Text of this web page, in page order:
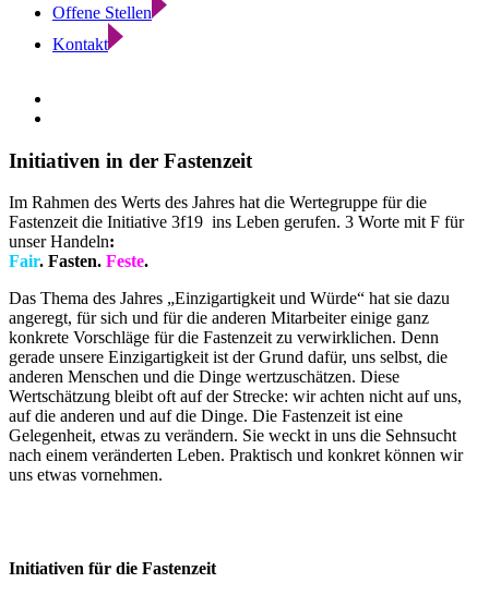
Offene Stellen
Kontakt
Initiativen in der Fastenzeit
Im Rahmen des Werts des Jahres hat die Wertegruppe für die
Fastenzeit die Initiative 3f19 ins Leben gerufen. 3 Worte mit F für
unser Handeln:
Fair. Fasten. Feste.
Das Thema des Jahres „Einzigartigkeit und Würde“ hat sie dazu
angeregt, für sich und für die anderen Mitarbeiter einige ganz
konkrete Vorschläge für die Fastenzeit zu verwirklichen. Denn
gerade unsere Einzigartigkeit ist der Grund dafür, uns selbst, die
anderen Menschen und die Dinge wertzuschätzen. Diese
Wertschätzung bleibt oft auf der Strecke: wir achten nicht auf uns,
auf die anderen und auf die Dinge. Die Fastenzeit ist eine
Gelegenheit, etwas zu verändern. Sie weckt in uns die Sehnsucht
nach einem veränderten Leben. Praktisch und konkret können wir
uns etwas vornehmen.
Initiativen für die Fastenzeit